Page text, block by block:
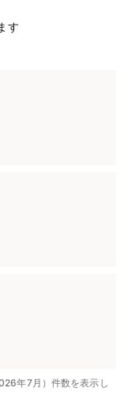
す
年7月）件数を表示し